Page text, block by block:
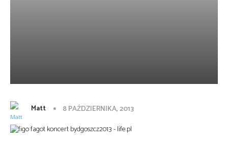
Matt 8 PAŹDZIERNIKA, 2013